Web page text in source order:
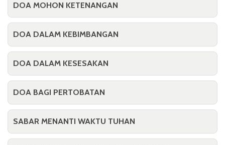
DOA MOHON KETENANGAN
DOA DALAM KEBIMBANGAN
DOA DALAM KESESAKAN
DOA BAGI PERTOBATAN
SABAR MENANTI WAKTU TUHAN